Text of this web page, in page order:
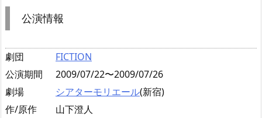
公演情報
劇団
FICTION
公演期間
2009/07/22〜2009/07/26
劇場
シアターモリエール(新宿)
作/原作
山下澄人